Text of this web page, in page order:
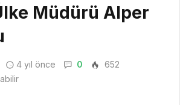
Müdürü Alper
4 yıl önce 0
652